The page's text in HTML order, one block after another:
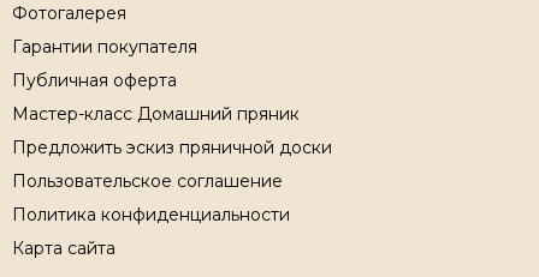
Фотогалерея
Гарантии покупателя
Публичная оферта
Мастер-класс Домашний пряник
Предложить эскиз пряничной доски
Пользовательское соглашение
Политика конфиденциальности
Карта сайта